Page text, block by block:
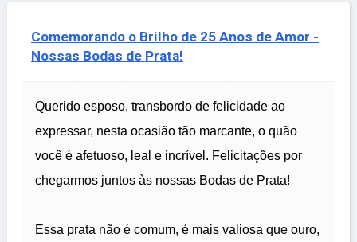
Comemorando o Brilho de 25 Anos de Amor -
Nossas Bodas de Prata!
Querido esposo, transbordo de felicidade ao
expressar, nesta ocasião tão marcante, o quão
você é afetuoso, leal e incrível. Felicitações por
chegarmos juntos às nossas Bodas de Prata!
Essa prata não é comum, é mais valiosa que ouro,